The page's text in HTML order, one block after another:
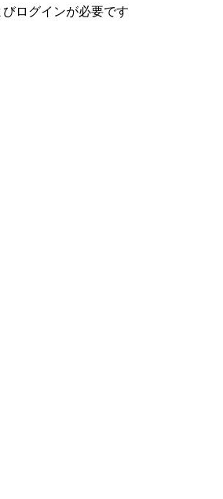
ログインが必要です